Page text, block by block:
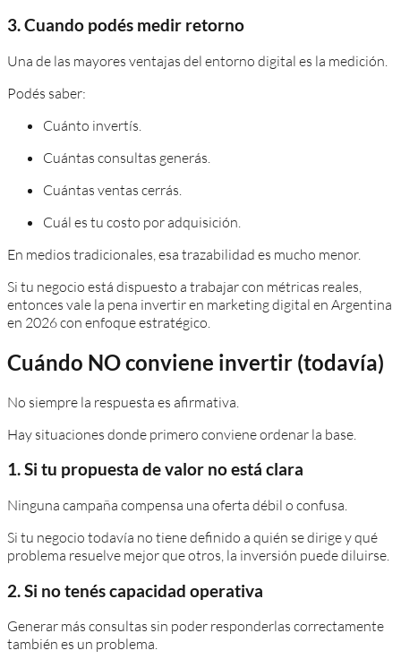
3. Cuando podés medir retorno
Una de las mayores ventajas del entorno digital es la medición.
Podés saber:
Cuánto invertís.
Cuántas consultas generás.
Cuántas ventas cerrás.
Cuál es tu costo por adquisición.
En medios tradicionales, esa trazabilidad es mucho menor.
Si tu negocio está dispuesto a trabajar con métricas reales,
entonces vale la pena invertir en marketing digital en Argentina
en 2026 con enfoque estratégico.
Cuándo NO conviene invertir (todavía)
No siempre la respuesta es afirmativa.
Hay situaciones donde primero conviene ordenar la base.
1. Si tu propuesta de valor no está clara
Ninguna campaña compensa una oferta débil o confusa.
Si tu negocio todavía no tiene definido a quién se dirige y qué
problema resuelve mejor que otros, la inversión puede diluirse.
2. Si no tenés capacidad operativa
Generar más consultas sin poder responderlas correctamente
también es un problema.